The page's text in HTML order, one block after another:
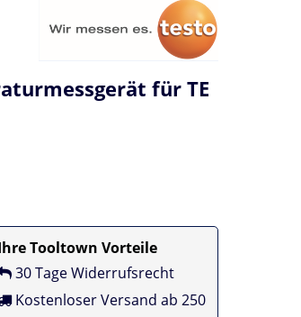
für TE
Tooltown Vorteile
30 Tage Widerrufsrecht
Kostenloser Versand ab 250